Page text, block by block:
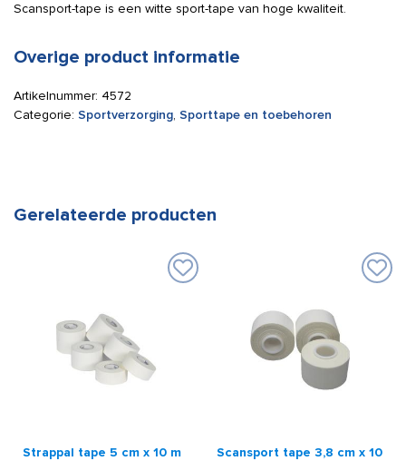
Scansport-tape is een witte sport-tape van hoge kwaliteit.
Overige product informatie
Artikelnummer: 4572
Categorie: Sportverzorging, Sporttape en toebehoren
Gerelateerde producten
Strappal tape 5 cm x 10 m
Scansport tape 3,8 cm x 10